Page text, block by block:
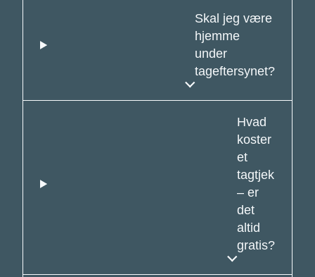
Skal jeg være
hjemme
under
tageftersynet?
Hvad
koster
et
tagtjek
– er
det
altid
gratis?